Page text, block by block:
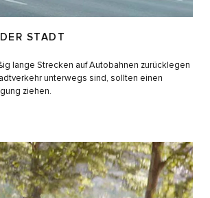
STADT
lange Strecken auf Autobahnen zurücklegen
unterwegs sind, sollten einen
ziehen.